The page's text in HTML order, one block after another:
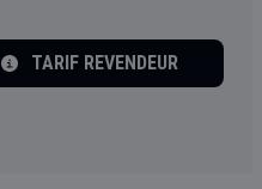
TARIF REVENDEUR